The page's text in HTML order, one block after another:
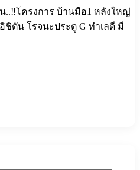
..‼️โครงการ บ้านมือ1 หลังใหญ่
ตัน โรจนะประตู G ทำเลดี มี